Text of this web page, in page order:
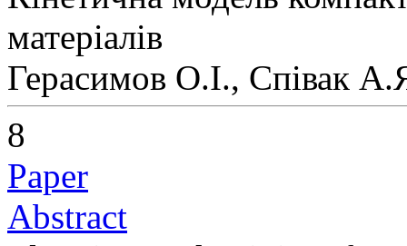
матеріалів
Герасимов О.І., Співак
8
Paper
Abstract